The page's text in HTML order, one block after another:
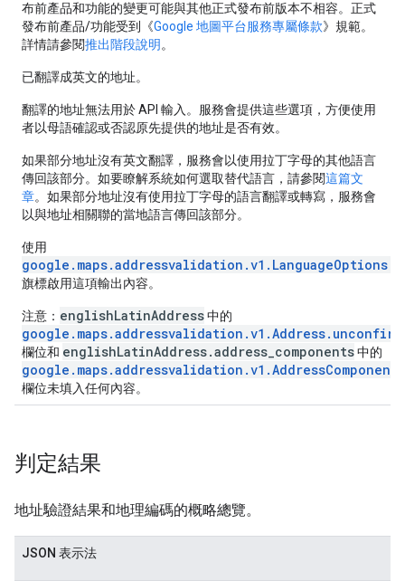
布前產品和功能的變更可能與其他正式發布前版本不相容。正式
發布前產品/功能受到《Google 地圖平台服務專屬條款》規範。
詳情請參閱推出階段說明 。
已翻譯成英文的地址。
翻譯的地址無法用於 API 輸入。服務會提供這些選項，方便使用
者以母語確認或否認原先提供的地址是否有效。
如果部分地址沒有英文翻譯，服務會以使用拉丁字母的其他語言
傳回該部分。如要瞭解系統如何選取替代語言，請參閱這篇文
章。如果部分地址沒有使用拉丁字母的語言翻譯或轉寫，服務會
以與地址相關聯的當地語言傳回該部分。
使用
旗標啟用這項輸出內容。
注意： englishLatinAddress中的
欄位和 englishLatinAddress.address_components中的
欄位未填入任何內容。
判定結果
地址驗證結果和地理編碼的概略總覽。
JSON 表示法